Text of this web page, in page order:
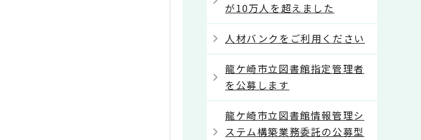
が10万人を超えました
人材バンクをご利用ください
龍ケ崎市立図書館指定管理者
を公募します
龍ケ崎市立図書館情報管理シ
ステム構築業務委託の公募型